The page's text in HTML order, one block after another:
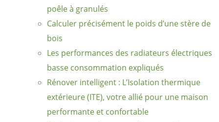
poêle à granulés
Calculer précisément le poids d’une stère de
bois
Les performances des radiateurs électriques
basse consommation expliqués
Rénover intelligent : L’Isolation thermique
extérieure (ITE), votre allié pour une maison
performante et confortable